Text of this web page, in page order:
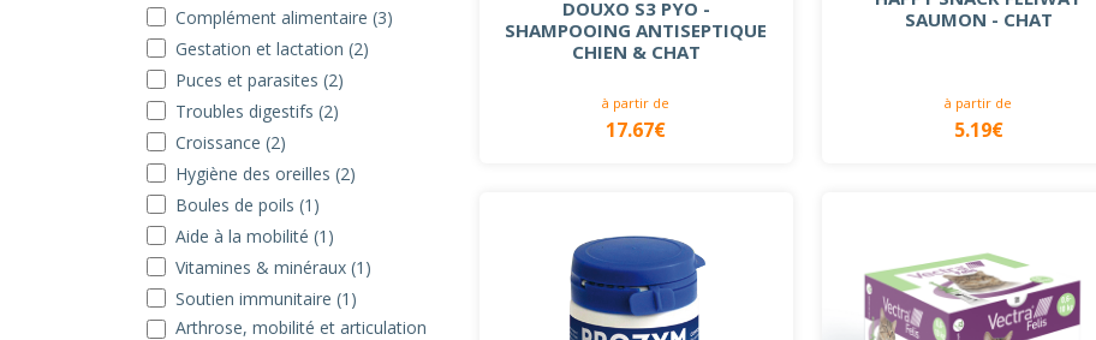
Complément alimentaire (3)
Gestation et lactation (2)
Puces et parasites (2)
Troubles digestifs (2)
Croissance (2)
Hygiène des oreilles (2)
Boules de poils (1)
Aide à la mobilité (1)
Vitamines & minéraux (1)
Soutien immunitaire (1)
Arthrose, mobilité et articulation
DOUXO S3 PYO -
SHAMPOOING ANTISEPTIQUE
CHIEN & CHAT
à partir de
17.67€
SAUMON - CHAT
à partir de
5.19€